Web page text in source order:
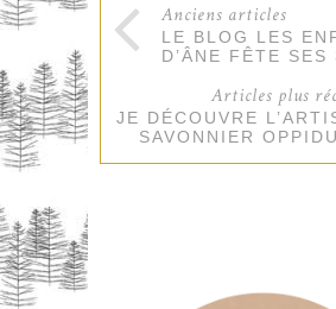
Anciens articles
LE BLOG LES
D’ÂNE FÊTE SES
Articles plus
EN MAI JE DÉCOUVRE
SAVONNIER